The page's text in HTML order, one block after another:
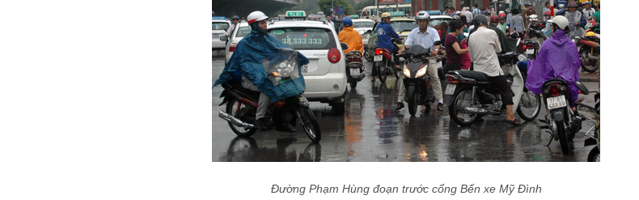
Đường Phạm Hùng đoạn trước cổng Bến xe Mỹ Đình